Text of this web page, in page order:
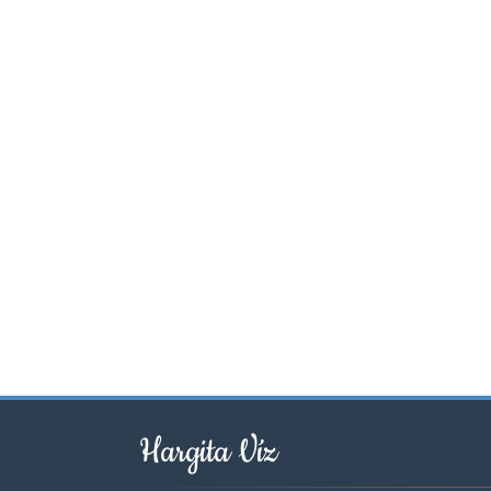
Hargita Víz